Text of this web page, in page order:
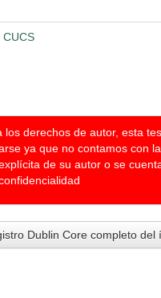
CUCS
los derechos de autor, esta
ya que no contamos con la
de su autor o se
Dublin Core completo del